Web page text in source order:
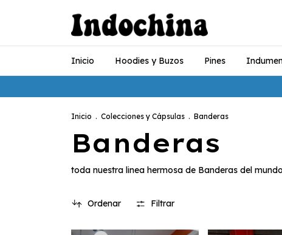
Inicio Hoodies y Buzos Pines
3 CUOTAS
Inicio . Colecciones y Cápsulas . Banderas
Banderas
toda nuestra linea hermosa de Banderas del mundo
Ordenar Filtrar